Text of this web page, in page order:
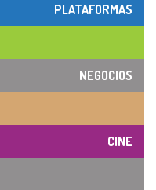
PLATAFORMAS
NEGOCIOS
CINE